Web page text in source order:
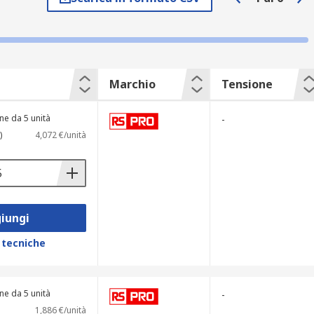
stabile e sicuro. Questi componenti si
di soluzioni.
Marchio Tensione
da 5 unità
4,072 €/unità
tecniche
-
da 5 unità
1,886 €/unità
-